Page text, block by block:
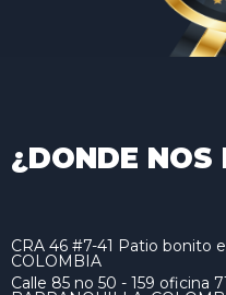
¿DONDE NOS
CRA 46 #7-41 Patio bonito
COLOMBIA
Calle 85 no 50 - 159 oficina